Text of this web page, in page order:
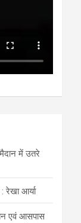
में उतरे
रेखा आर्या
एवं आसपास